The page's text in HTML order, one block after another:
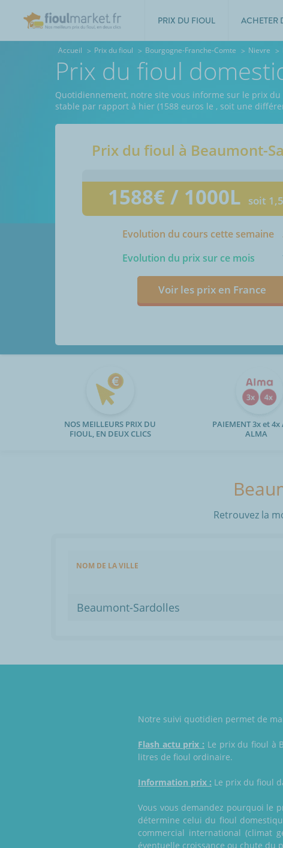
PRIX DU FIOUL ACHETER
Accueil Prix du fioul Bourgogne-Franche-Comte Nievre
Prix du fioul
Quotidiennement, notre site vous informe sur le prix du
stable par rapport à hier (1588 euros le , soit une
Prix du fioul à Beaumont-
1588€ / 1000L soit
Evolution du cours cette semaine
Evolution du prix sur ce mois
Voir les prix en France
NOS MEILLEURS PRIX DU
FIOUL, EN DEUX CLICS
PAIEMENT 3x et 4x
ALMA
Retrouvez la
NOM DE LA VILLE
Beaumont-Sardolles
Notre suivi quotidien permet de
Flash actu prix : Le prix du fioul à
litres de fioul ordinaire.
Information prix : Le prix du fioul
Vous vous demandez pourquoi le
détermine celui du fioul
commercial international (climat
éventuelle croissance ou chute du